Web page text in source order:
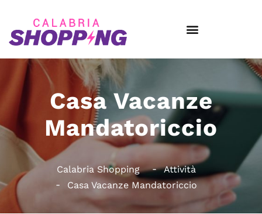
Casa Vacanze
Mandatoriccio
Calabria Shopping
Attività
Casa Vacanze Mandatoriccio